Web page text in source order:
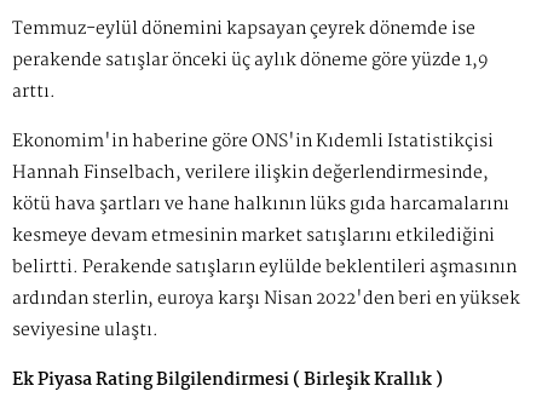
Temmuz-eylül dönemini kapsayan çeyrek dönemde ise
perakende satışlar önceki üç aylık döneme göre yüzde 1,9
arttı.
Ekonomim'in haberine göre ONS'in Kıdemli İstatistikçisi
Hannah Finselbach, verilere ilişkin değerlendirmesinde,
kötü hava şartları ve hane halkının lüks gıda harcamalarını
kesmeye devam etmesinin market satışlarını etkilediğini
belirtti. Perakende satışların eylülde beklentileri aşmasının
ardından sterlin, euroya karşı Nisan 2022'den beri en yüksek
seviyesine ulaştı.
Ek Piyasa Rating Bilgilendirmesi ( Birleşik Krallık )